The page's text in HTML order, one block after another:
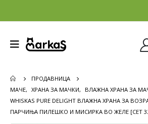
ПРОДАВНИЦА
МАЧЕ, ХРАНА ЗА МАЧКИ,
ВЛАЖНА ХРАНА ЗА
WHISKAS PURE DELIGHT ВЛАЖНА ХРАНА ЗА
ПАРЧИЊА ПИЛЕШКО И МИСИРКА ВО ЖЕЛЕ [СЕТ